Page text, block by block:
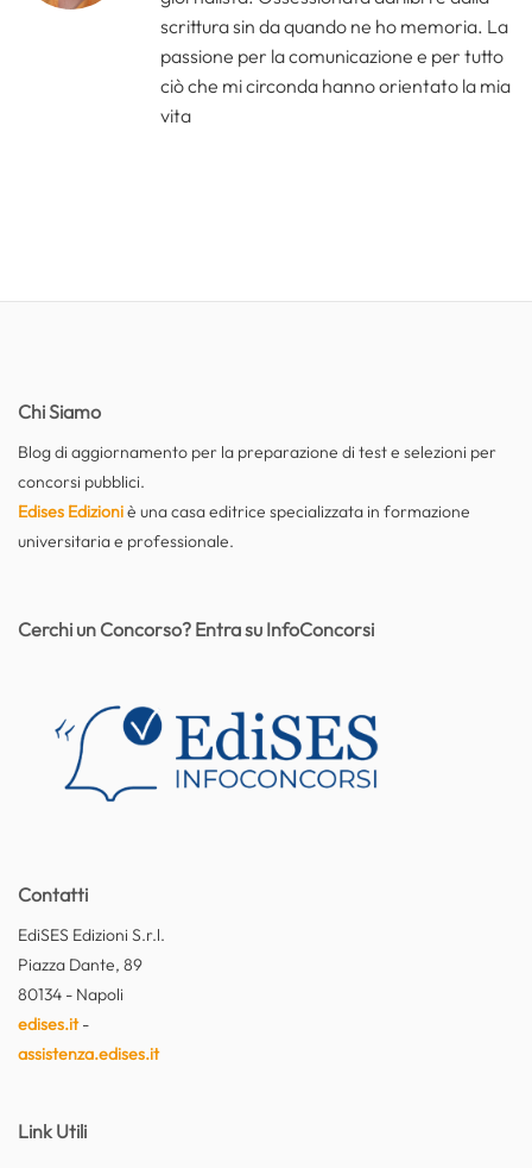
scrittura sin da quando ne ho memoria. La
passione per la comunicazione e per tutto
ciò che mi circonda hanno orientato la mia
vita
Chi Siamo
Blog di aggiornamento per la preparazione di test e selezioni per
concorsi pubblici.
Edises Edizioniè una casa editrice specializzata in formazione
universitaria e professionale.
Contatti
EdiSES Edizioni S.r.l.
Piazza Dante, 89
80134 - Napoli
edises.it-
assistenza.edises.it
Link Utili
Cerchi un Concorso? Entra su InfoConcorsi